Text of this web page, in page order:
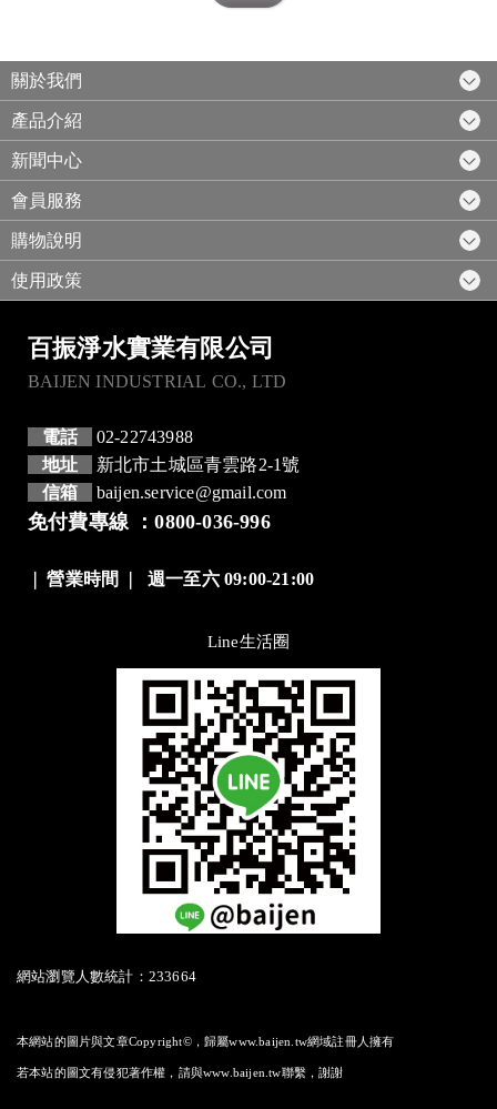
關於我們
產品介紹
新聞中心
會員服務
購物說明
使用政策
百振淨水實業有限公司
BAIJEN INDUSTRIAL CO., LTD
電話
02-22743988
地址
新北市土城區青雲路2-1號
信箱
baijen.service@gmail.com
免付費專線 ：0800-036-996
營業時間 ❘週一至六 09:00-21:00
Line生活圈
網站瀏覽人數統計：233664
本網站的圖片與文章Copyright©，歸屬www.baijen.tw網域註冊人擁有
若本站的圖文有侵犯著作權，請與www.baijen.tw聯繫，謝謝